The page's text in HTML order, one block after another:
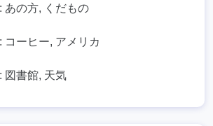
あの方, くだもの
コーヒー, アメリカ
図書館, 天気